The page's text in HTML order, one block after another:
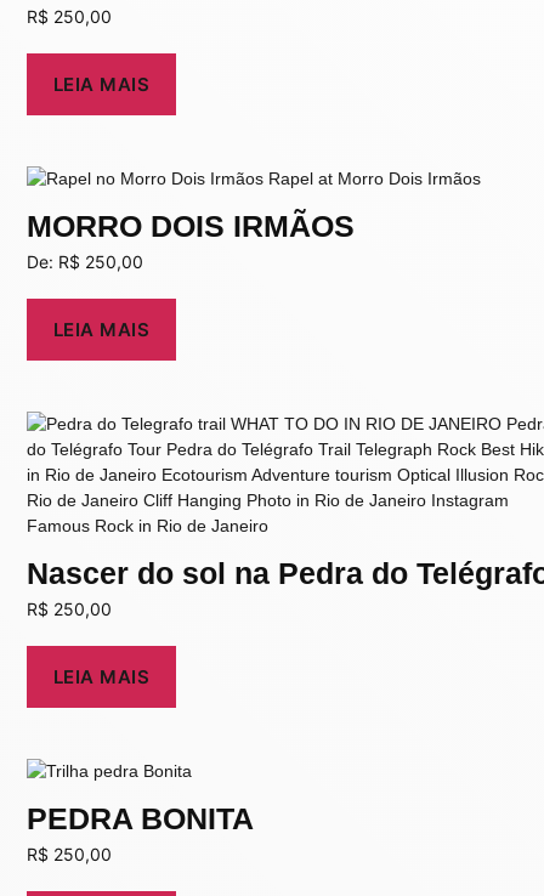
R$ 250,00
LEIA MAIS
MORRO DOIS IRMÃOS
De: R$ 250,00
LEIA MAIS
Nascer do sol na Pedra do
R$ 250,00
LEIA MAIS
PEDRA BONITA
R$ 250,00